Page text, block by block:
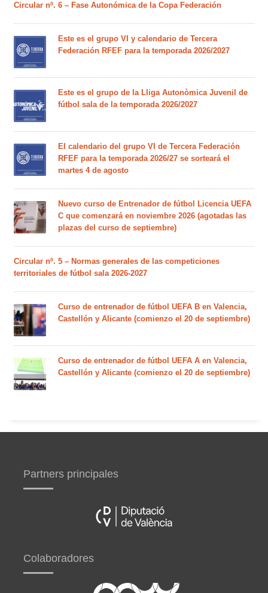
Circular nº. 6 – Fase Autonómica de la Copa Federación
Este es el grupo VI y calendario de Tercera
Federación RFEF para la temporada 2026/2027
Este es el grupo de la Lliga Autonòmica Juvenil de
fútbol sala de la temporada 2026/2027
El calendario del grupo VI de Tercera Federación
RFEF para la temporada 2026/27 se sorteará el
martes 4 de agosto
Nuevo curso de Entrenador de fútbol Licencia UEFA
C que comenzará en noviembre 2026 (agotadas las
plazas del curso de septiembre)
Circular nº. 5 – Normas generales de las competiciones
territoriales de fútbol sala 2026-2027
Curso de entrenador de fútbol UEFA B en Valencia,
Castellón y Alicante (comienzo el 20 de septiembre)
Curso de entrenador de fútbol UEFA A en Valencia,
Castellón y Alicante (comienzo el 20 de septiembre)
Partners principales
Colaboradores